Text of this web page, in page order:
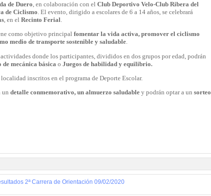
de Duero, en colaboración con el Club Deportivo Velo-Club Ribera del
de Ciclismo. El evento, dirigido a escolares de 6 a 14 años, se celebrará
, en el Recinto Ferial.
como objetivo principal fomentar la vida activa, promover el ciclismo
medio de transporte sostenible y saludable.
donde los participantes, divididos en dos grupos por edad, podrán
mecánica básica o Juegos de habilidad y equilibrio.
inscritos en el programa de Deporte Escolar.
un detalle conmemorativo, un almuerzo saludable y podrán optar a un sorteo
2ª Carrera de Orientación 09/02/2020